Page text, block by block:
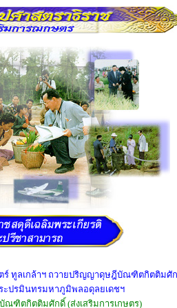
ร์ ทูลเกล้าฯ ถวายปริญญาดุษฎีบัณฑิตกิตติมศั
ะปรมินทรมหาภูมิพลอดุลยเดชฯ
ฑิตกิตติมศักดิ์ (ส่งเสริมการเกษตร)